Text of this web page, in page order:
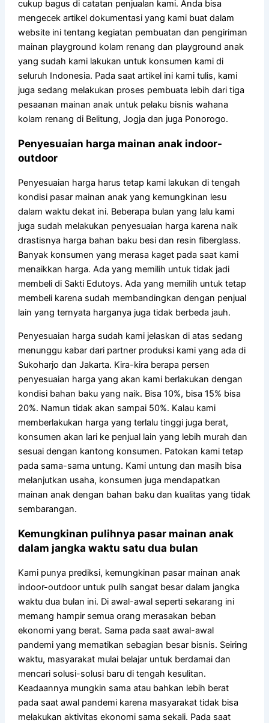
cukup bagus di catatan penjualan kami. Anda bisa
mengecek artikel dokumentasi yang kami buat dalam
website ini tentang kegiatan pembuatan dan pengiriman
mainan playground kolam renang dan playground anak
yang sudah kami lakukan untuk konsumen kami di
seluruh Indonesia. Pada saat artikel ini kami tulis, kami
juga sedang melakukan proses pembuata lebih dari tiga
pesaanan mainan anak untuk pelaku bisnis wahana
kolam renang di Belitung, Jogja dan juga Ponorogo.
Penyesuaian harga mainan anak indoor-
outdoor
Penyesuaian harga harus tetap kami lakukan di tengah
kondisi pasar mainan anak yang kemungkinan lesu
dalam waktu dekat ini. Beberapa bulan yang lalu kami
juga sudah melakukan penyesuaian harga karena naik
drastisnya harga bahan baku besi dan resin fiberglass.
Banyak konsumen yang merasa kaget pada saat kami
menaikkan harga. Ada yang memilih untuk tidak jadi
membeli di Sakti Edutoys. Ada yang memilih untuk tetap
membeli karena sudah membandingkan dengan penjual
lain yang ternyata harganya juga tidak berbeda jauh.
Penyesuaian harga sudah kami jelaskan di atas sedang
menunggu kabar dari partner produksi kami yang ada di
Sukoharjo dan Jakarta. Kira-kira berapa persen
penyesuaian harga yang akan kami berlakukan dengan
kondisi bahan baku yang naik. Bisa 10%, bisa 15% bisa
20%. Namun tidak akan sampai 50%. Kalau kami
memberlakukan harga yang terlalu tinggi juga berat,
konsumen akan lari ke penjual lain yang lebih murah dan
sesuai dengan kantong konsumen. Patokan kami tetap
pada sama-sama untung. Kami untung dan masih bisa
melanjutkan usaha, konsumen juga mendapatkan
mainan anak dengan bahan baku dan kualitas yang tidak
sembarangan.
Kemungkinan pulihnya pasar mainan anak
dalam jangka waktu satu dua bulan
Kami punya prediksi, kemungkinan pasar mainan anak
indoor-outdoor untuk pulih sangat besar dalam jangka
waktu dua bulan ini. Di awal-awal seperti sekarang ini
memang hampir semua orang merasakan beban
ekonomi yang berat. Sama pada saat awal-awal
pandemi yang mematikan sebagian besar bisnis. Seiring
waktu, masyarakat mulai belajar untuk berdamai dan
mencari solusi-solusi baru di tengah kesulitan.
Keadaannya mungkin sama atau bahkan lebih berat
pada saat awal pandemi karena masyarakat tidak bisa
melakukan aktivitas ekonomi sama sekali. Pada saat